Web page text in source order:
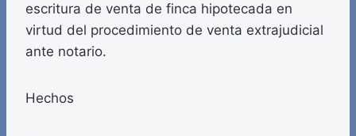
escritura de venta de finca hipotecada en
virtud del procedimiento de venta extrajudicial
ante notario.
Hechos